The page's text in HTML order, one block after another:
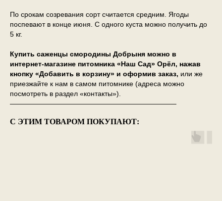
По срокам созревания сорт считается средним. Ягоды
поспевают в конце июня. С одного куста можно получить до
5 кг.
Купить саженцы смородины Добрыня можно в
интернет-магазине питомника «Наш Сад» Орёл, нажав
кнопку «Добавить в корзину» и оформив заказ, или же
приезжайте к нам в самом питомнике (адреса можно
посмотреть в раздел «контакты»).
————————————————————————
С ЭТИМ ТОВАРОМ ПОКУПАЮТ: